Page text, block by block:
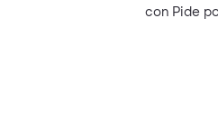
con Pide